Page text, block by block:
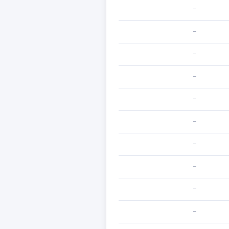
—
—
—
—
—
—
—
—
—
—